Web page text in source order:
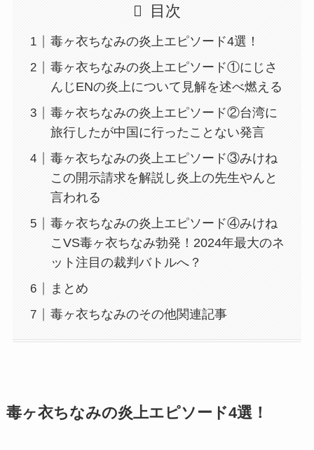
目次
毒ヶ衣ちなみの炎上エピソード4選！
毒ヶ衣ちなみの炎上エピソード①にじさ
んじENの炎上について見解を述べ燃える
毒ヶ衣ちなみの炎上エピソード②台湾に
旅行したが中国に行ったことない発言
毒ヶ衣ちなみの炎上エピソード③みけね
この開示請求を解説し炎上の先生やんと
言われる
毒ヶ衣ちなみの炎上エピソード④みけね
こVS毒ヶ衣ちなみ勃発！2024年最大のネ
ット注目の裁判バトルへ？
まとめ
毒ヶ衣ちなみのその他関連記事
毒ヶ衣ちなみの炎上エピソード4選！